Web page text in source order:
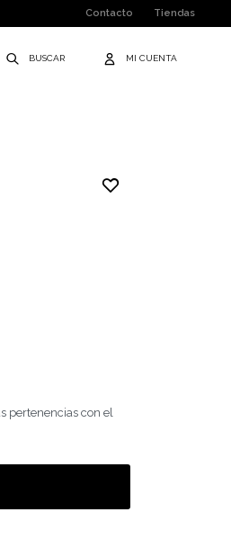
Contacto Tiendas
pertenencias con el